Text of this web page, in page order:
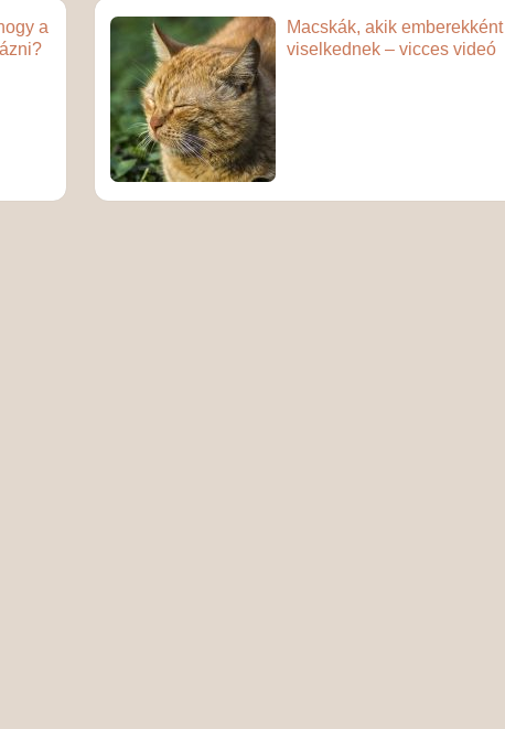
a
Macskák, akik emberekként
viselkednek – vicces videó